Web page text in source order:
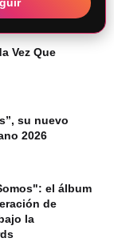
Vez Que
su nuevo
2026
el álbum
de
la